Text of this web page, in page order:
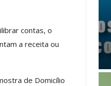
contas, o
a receita ou
de Domicílio
Debate Sobre A
Carreiras Do…